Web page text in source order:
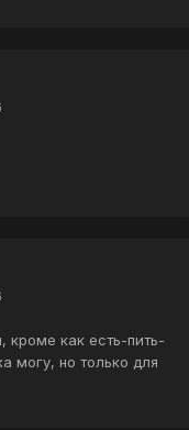
кроме как есть-пить-
могу, но только для